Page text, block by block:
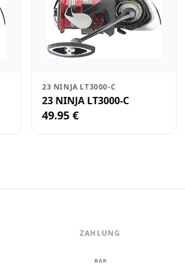
23 NINJA LT3000-C
23 NINJA LT3000-C
49.95 €
ZAHLUNG
BAR